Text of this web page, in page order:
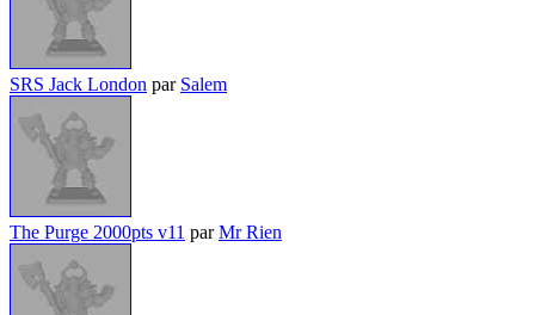
SRS Jack London par Salem
The Purge 2000pts v11 parMr Rien